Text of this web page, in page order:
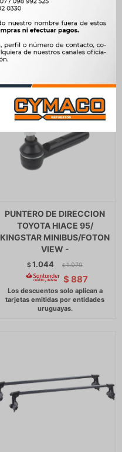
$8.122
PUNTERO DE DIRECCION
TOYOTA HIACE 95/
KINGSTAR MINIBUS/FOTON
VIEW -
$1.044 $ 1.070
$ 887